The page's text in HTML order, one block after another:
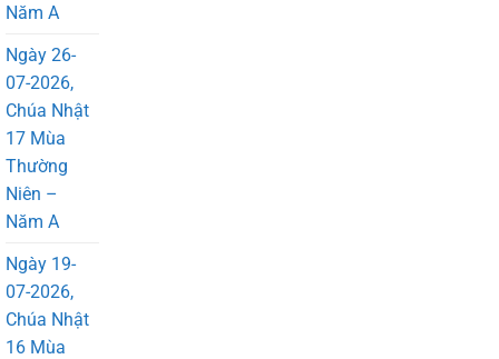
Năm A
Ngày 26-
07-2026,
Chúa Nhật
17 Mùa
Thường
Niên –
Năm A
Ngày 19-
07-2026,
Chúa Nhật
16 Mùa